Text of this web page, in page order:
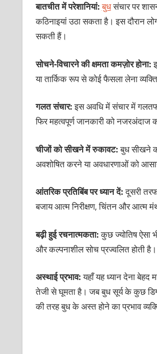
बातचीत में परेशानियां:बुधसंचार पर
कठिनाइयां उठा सकता है। इस दौरान
सकती हैं।
सोचने-विचारने की क्षमता कमज़ोर होना:
या तार्किक रूप से कोई फैसला लेना
गलत संचार:इस अवधि में संचार में
फिर महत्वपूर्ण जानकारी को
चीजों को सीखने में रुकावट:बुध सीखने
अवशोषित करने या अवधारणाओं को
आंतरिक प्रतिबिंब पर ध्यान दें:दूसरी
बजाय आत्म निरीक्षण, चिंतन और आत्म
बढ़ी हुई रचनात्मकता:कुछ ज्योतिष ऐसा
और कल्पनाशील सोच प्रज्वलित होती है।
अस्थाई प्रभाव:यहाँ यह ध्यान देना बेहद
तेजी से घूमता है। जब बुध सूर्य के कुछ
की तरह बुध के अस्त होने का प्रभाव